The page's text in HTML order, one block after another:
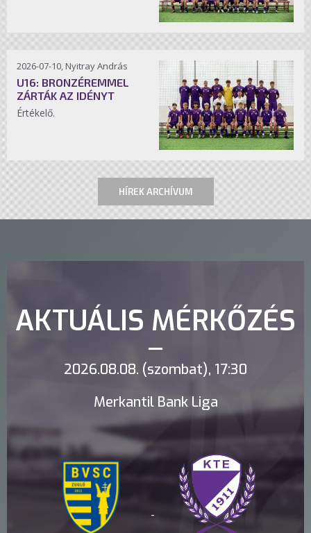
2026-07-10, Nyitray András
U16: BRONZÉREMMEL
ZÁRTÁK AZ IDÉNYT
Értékelő.
HÍREK ARCHÍVUM
AKTUÁLIS MÉRKŐZÉS
2026.08.08. (szombat), 17:30
Merkantil Bank Liga
-